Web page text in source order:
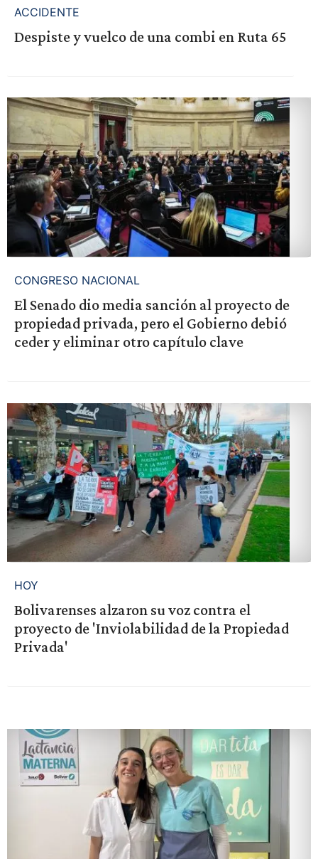
ACCIDENTE
Despiste y vuelco de una combi en Ruta 65
CONGRESO NACIONAL
El Senado dio media sanción al proyecto de
propiedad privada, pero el Gobierno debió
ceder y eliminar otro capítulo clave
HOY
Bolivarenses alzaron su voz contra el
proyecto de 'Inviolabilidad de la Propiedad
Privada'